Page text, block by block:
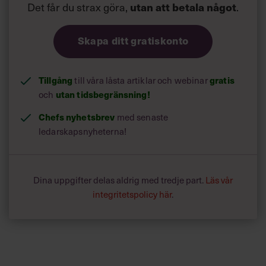
Det får du strax göra, utan att betala något.
Skapa ditt gratiskonto
Tillgång till våra låsta artiklar och webinargratis
och utan tidsbegränsning!
Chefs nyhetsbrev med senaste
ledarskapsnyheterna!
Dina uppgifter delas aldrig med tredje part. Läs vår
integritetspolicy här.